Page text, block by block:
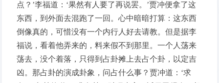
点？’李福道：‘果然有人要了再说罢。’贾冲便拿了这
东西，到外面去混跑了一回。心中暗暗打算：这东西
倒像真的，可惜没有一个内行人好去请教。但是据李
福说，看着他弄来的，料来假不到那里。一个人荡来
荡去，没个着落，只得到占卦摊上去占个卦，以定吉
凶。那占卦的演成卦象，问占什么事？贾冲道：‘求